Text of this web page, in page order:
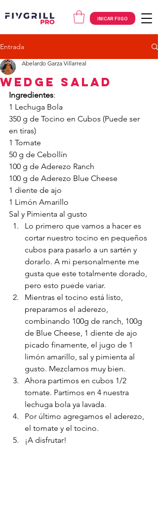
INICAR FIIGO
Entrada
Wedge Salad
Abelardo Garza Villarreal
Ingredientes:
1 Lechuga Bola
350 g de Tocino en Cubos (Puede ser
en tiras)
1 Tomate
50 g de Cebollín
100 g de Aderezo Ranch
100 g de Aderezo Blue Cheese
1 diente de ajo
1 Limón Amarillo
Sal y Pimienta al gusto
Lo primero que vamos a hacer es
cortar nuestro tocino en pequeños
cubos para pasarlo a un sartén y
dorarlo. A mi personalmente me
gusta que este totalmente dorado,
pero esto puede variar.
Mientras el tocino está listo,
preparamos el aderezo,
combinando 100g de ranch, 100g
de Blue Cheese, 1 diente de ajo
picado finamente, el jugo de 1
limón amarillo, sal y pimienta al
gusto. Mezclamos muy bien.
Ahora partimos en cubos 1/2
tomate. Partimos en 4 nuestra
lechuga bola ya lavada.
Por último agregamos el aderezo,
el tomate y el tocino.
¡A disfrutar!